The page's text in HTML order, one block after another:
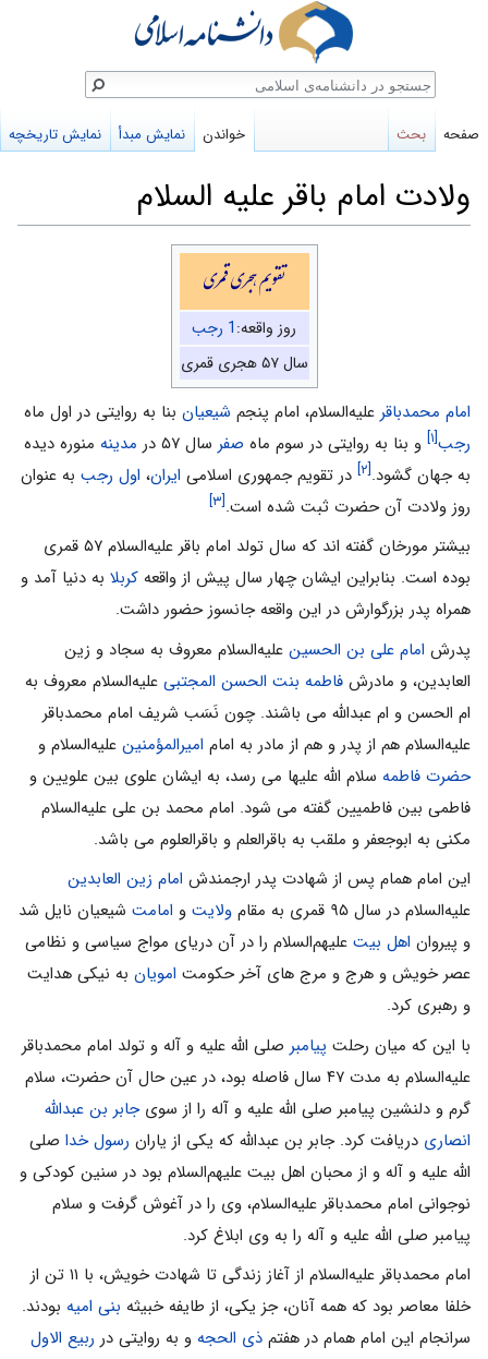
ولادت امام باقر علیه السلام
تقویم هجری قمری
روز واقعه:1 رجب
سال ۵۷ هجری قمری
امام محمدباقر علیه‌السلام، امام پنجم شیعیان بنا به روایتى در اول ماه
رجب[۱] و بنا به روایتی در سوم ماه صفر سال ۵۷ در مدینه منوره دیده
به جهان گشود.[۲] در تقویم جمهوری اسلامی ایران، اول رجب به عنوان
روز ولادت آن حضرت ثبت شده است.[۳]
بیشتر مورخان گفته اند که سال تولد امام باقر علیه‌السلام ۵۷ قمرى
بوده است. بنابراین ایشان چهار سال پیش از واقعه کربلا به دنیا آمد و
همراه پدر بزرگوارش در این واقعه جانسوز حضور داشت.
پدرش امام على بن الحسین علیه‌السلام معروف به سجاد و زین
العابدین، و مادرش فاطمه بنت الحسن المجتبى علیه‌السلام معروف به
ام‌ الحسن و ام‌ عبدالله مى‌ باشند. چون نَسَب شریف امام محمدباقر
علیه‌السلام هم از پدر و هم از مادر به امام امیرالمؤمنین علیه‌السلام و
حضرت فاطمه سلام الله علیها مى‌ رسد، به ایشان علوى بین علویین و
فاطمى بین فاطمیین گفته مى‌ شود. امام محمد بن على علیه‌السلام
مکنى به ابوجعفر و ملقب به باقرالعلم و باقرالعلوم مى‌ باشد.
این امام همام پس از شهادت پدر ارجمندش امام زین العابدین
علیه‌السلام در سال ۹۵ قمرى به مقام
ولایت و امامت شیعیان نایل شد
و پیروان اهل بیت علیهم‌السلام را در آن دریاى مواج سیاسى و نظامى
عصر خویش و هرج و مرج‌ هاى آخر حکومت امویان به نیکى هدایت
و رهبرى کرد.
با این که میان رحلت پیامبر صلی الله علیه و آله و تولد امام محمدباقر
علیه‌السلام به مدت ۴۷ سال فاصله بود، در عین حال آن حضرت، سلام
گرم و دلنشین پیامبر صلی الله علیه و آله را از سوىجابر بن عبدالله
انصارى دریافت کرد. جابر بن عبدالله که یکى از یاران رسول خدا صلی
الله علیه و آله و از محبان اهل بیت علیهم‌السلام بود در سنین کودکى و
نوجوانى امام محمدباقر علیه‌السلام، وى را در آغوش گرفت و سلام
پیامبر صلی الله علیه و آله را به وى ابلاغ کرد.
امام محمدباقر علیه‌السلام از آغاز زندگى تا شهادت خویش، با ۱۱ تن از
خلفا معاصر بود که همه آنان، جز یکى، از طایفه خبیثه بنى‌ امیه بودند.
سرانجام این امام همام در هفتم ذى الحجه و به روایتى در ربیع الاول
صفحه بحث خواندن نمایش مبدأ نمایش تاریخچه
جستجو